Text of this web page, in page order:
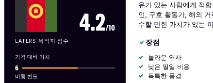
4.2/10
LATERS 목적지 점수
가격 대비 가치
6
비행 빈도
유가 있는 사람에게 적
인, 구호 활동가, 해외
수할 만한 가치가 있는
장점
놀라운 역사
낮은 일일 비용
독특한 풍경